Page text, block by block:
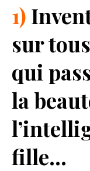
1)
sur
qui
la
fille…